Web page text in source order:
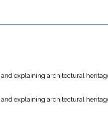
explaining architectural
explaining architectural